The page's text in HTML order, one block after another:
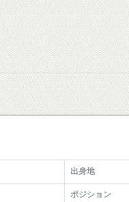
出身地
ポジション